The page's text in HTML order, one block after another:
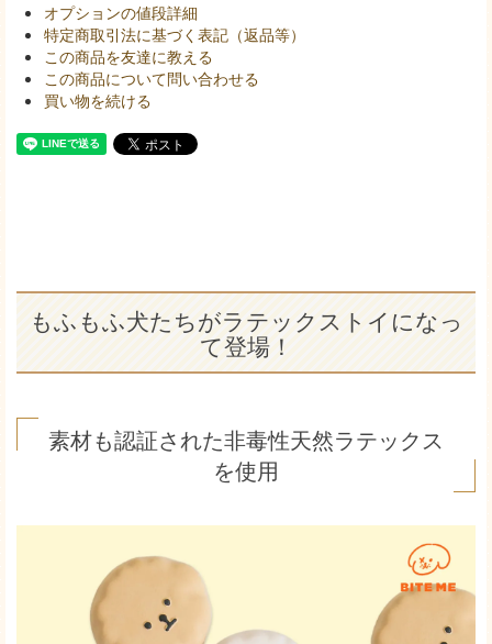
オプションの値段詳細
特定商取引法に基づく表記（返品等）
この商品を友達に教える
この商品について問い合わせる
買い物を続ける
もふもふ犬たちがラテックストイになっ
て登場！
素材も認証された非毒性天然ラテックス
を使用